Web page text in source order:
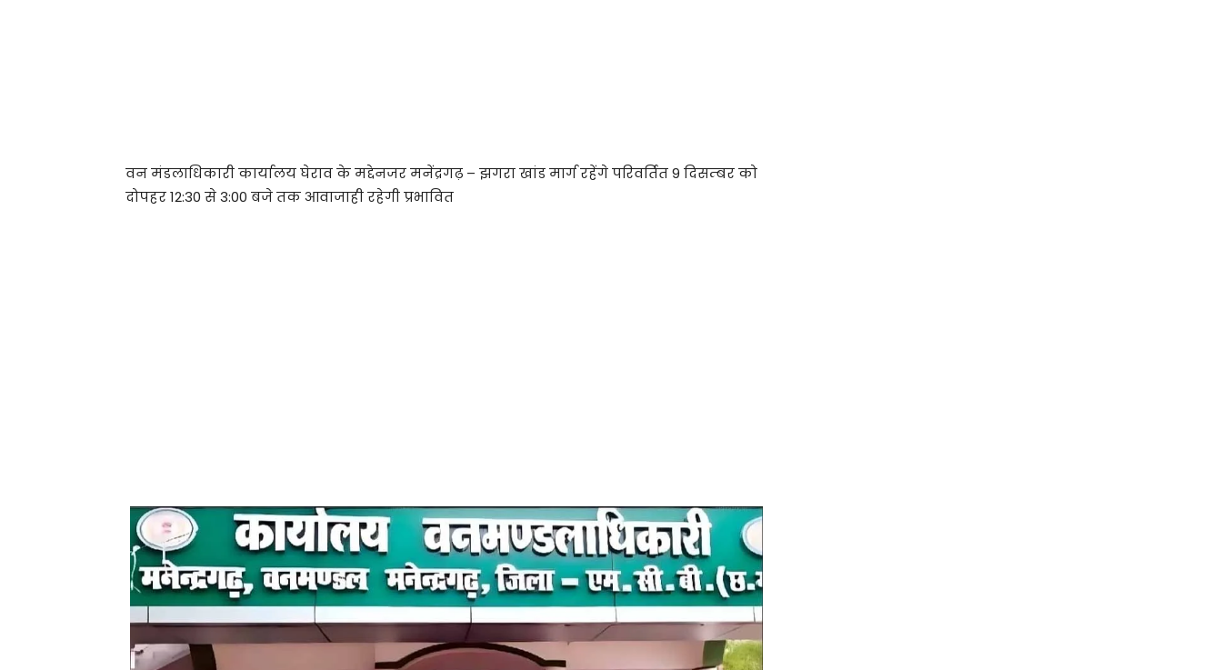
वन मंडलाधिकारी कार्यालय घेराव के मद्देनजर मनेंद्रगढ़ – झगरा खांड मार्ग रहेंगे परिवर्तित 9 दिसम्बर को
दोपहर 12:30 से 3:00 बजे तक आवाजाही रहेगी प्रभावित